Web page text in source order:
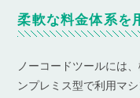
柔軟な料金体系を
ノーコードツールには
ンプレミス型で利用マ